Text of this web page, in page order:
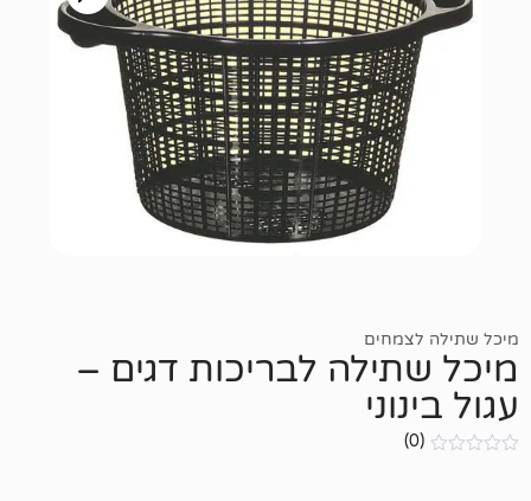
לבריכות דגים –